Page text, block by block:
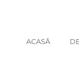
ACASĂ